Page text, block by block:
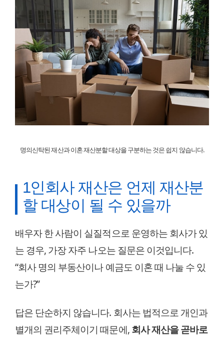
명의신탁된 재산과 이혼 재산분할 대상을 구분하는 것은 쉽지 않습니다.
1인회사 재산은 언제 재산분
할 대상이 될 수 있을까
배우자 한 사람이 실질적으로 운영하는 회사가 있
는 경우, 가장 자주 나오는 질문은 이것입니다.
“회사 명의 부동산이나 예금도 이혼 때 나눌 수 있
는가?”
답은 단순하지 않습니다. 회사는 법적으로 개인과
별개의 권리주체이기 때문에,회사 재산을 곧바로